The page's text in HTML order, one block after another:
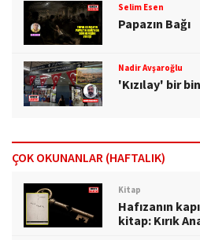
Selim Esen
Papazın Bağı
Nadir Avşaroğlu
'Kızılay' bir
ÇOK OKUNANLAR (HAFTALIK)
Kitap
Hafızanın
kitap: Kırık